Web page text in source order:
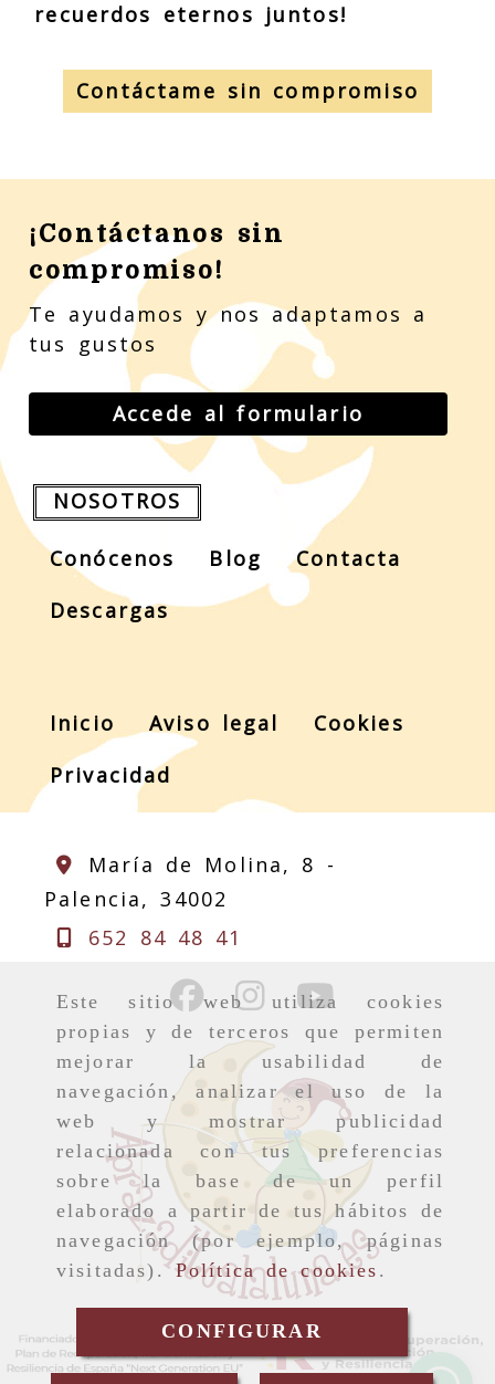
Este sitio web utiliza cookies
propias y de terceros que permiten
mejorar la usabilidad de
navegación, analizar el uso de la
web y mostrar publicidad
relacionada con tus preferencias
sobre la base de un perfil
elaborado a partir de tus hábitos de
navegación (por ejemplo, páginas
visitadas).Política de cookies .
CONFIGURAR
recuerdos eternos juntos!
Contáctame sin compromiso
¡Contáctanos sin
compromiso!
Te ayudamos y nos adaptamos a
tus gustos
Accede al formulario
NOSOTROS
Conócenos Blog
Contacta
Descargas
Inicio Aviso legal
Cookies
Privacidad
María de Molina, 8 -
Palencia,34002
652 84 48 41